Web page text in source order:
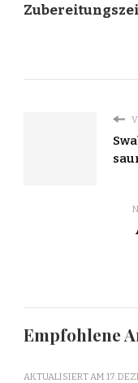
Empfohlene
AKTUALISIERT AM 17.